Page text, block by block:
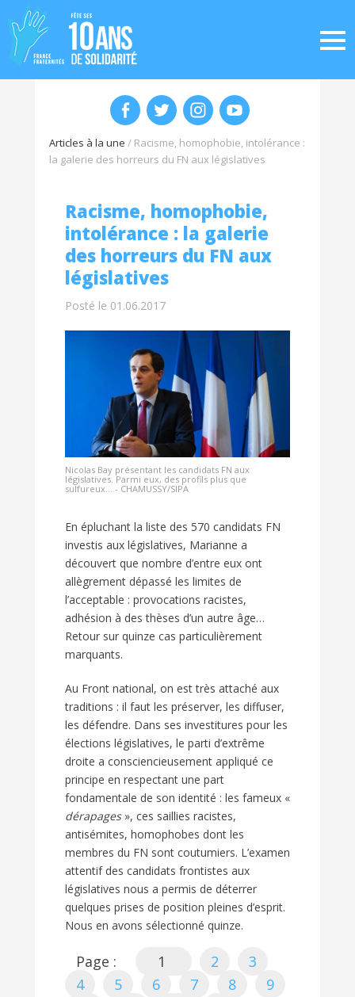
Articles à la une / Racisme, homophobie, intolérance :
la galerie des horreurs du FN aux législatives
Racisme, homophobie,
intolérance : la galerie
des horreurs du FN aux
législatives
Posté le 01.06.2017
Nicolas Bay présentant les candidats FN aux
législatives. Parmi eux, des profils plus que
sulfureux... - CHAMUSSY/SIPA
En épluchant la liste des 570 candidats FN
investis aux législatives, Marianne a
découvert que nombre d’entre eux ont
allègrement dépassé les limites de
l’acceptable : provocations racistes,
adhésion à des thèses d’un autre âge…
Retour sur quinze cas particulièrement
marquants.
Au Front national, on est très attaché aux
traditions : il faut les préserver, les diffuser,
les défendre. Dans ses investitures pour les
élections législatives, le parti d’extrême
droite a consciencieusement appliqué ce
principe en respectant une part
fondamentale de son identité : les fameux «
dérapages», ces saillies racistes,
antisémites, homophobes dont les
membres du FN sont coutumiers. L’examen
attentif des candidats frontistes aux
législatives nous a permis de déterrer
quelques prises de position pleines d’esprit.
Nous en avons sélectionné quinze.
Page : 1 2
3
4
5 6 7 8
9